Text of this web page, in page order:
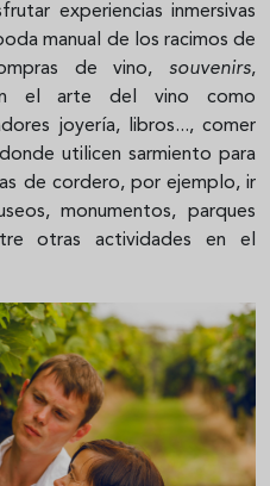
experiencias inmersivas
manual de los racimos de
de vino, souvenirs,
el arte del vino como
joyería, libros..., comer
utilicen sarmiento para
de cordero, por ejemplo, ir
monumentos, parques
otras actividades en el